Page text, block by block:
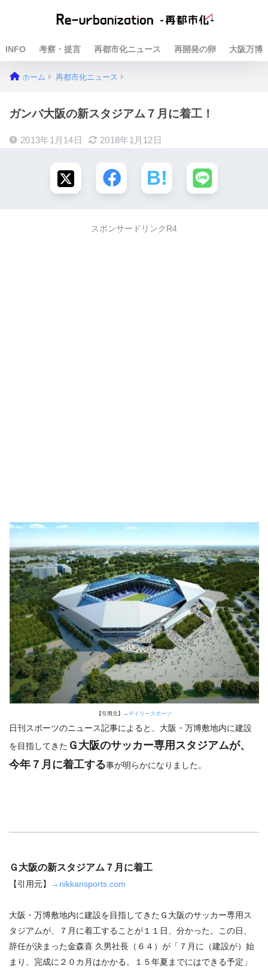
INFO 考察・提言 再都市化ニュース 再開発の卵 大阪万博
ホーム 再都市化ニュース
ガンバ大阪の新スタジアム７月に着工！
2013年1月14日 2018年1月12日
スポンサードリンクR4
【引用元】 →デイリースポーツ
日刊スポーツのニュース記事によると、大阪・万博敷地内に建設
を目指してきた Ｇ大阪のサッカー専用スタジアムが、
今年７月に着工する事が明らかになりました。
Ｇ大阪の新スタジアム７月に着工
【引用元】 →nikkansports.com
大阪・万博敷地内に建設を目指してきたＧ大阪のサッカー専用ス
タジアムが、７月に着工することが１１日、分かった。この日、
辞任が決まった金森喜 久男社長（６４）が「７月に（建設が）始
まり、完成に２０カ月はかかる。１５年夏までにはできる予定」